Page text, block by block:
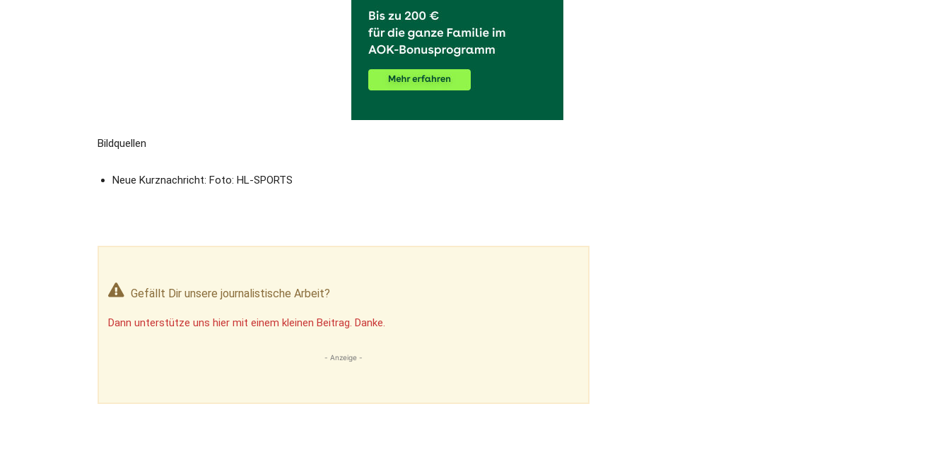
Bildquellen
Neue Kurznachricht: Foto: HL-SPORTS
Gefällt Dir unsere journalistische Arbeit?
Dann unterstütze uns hier mit einem kleinen Beitrag. Danke.
- Anzeige -